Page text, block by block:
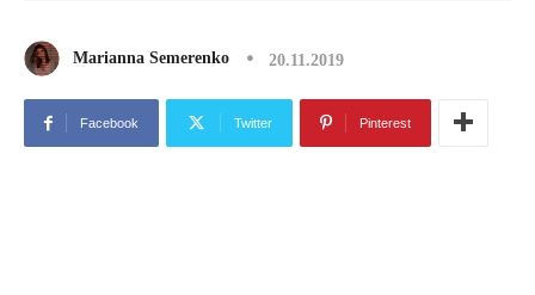
Marianna Semerenko 20.11.2019
Facebook Twitter Pinterest